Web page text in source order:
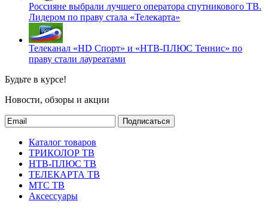
Россияне выбрали лучшего оператора спутникового ТВ.
Лидером по праву стала «Телекарта»
Телеканал «HD Спорт» и «НТВ-ПЛЮС Теннис» по
праву стали лауреатами
Будьте в курсе!
Новости, обзоры и акции
Подписаться
Каталог товаров
ТРИКОЛОР ТВ
НТВ-ПЛЮС ТВ
ТЕЛЕКАРТА ТВ
МТС ТВ
Аксессуары